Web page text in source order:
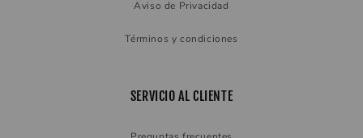
Aviso de Privacidad
Términos y condiciones
SERVICIO AL CLIENTE